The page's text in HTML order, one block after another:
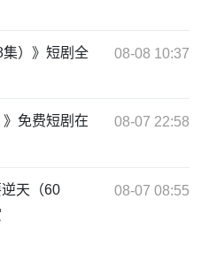
）》短剧全
08-08 10:37
免费短剧在
08-07 22:58
天（60
08-07 08:55